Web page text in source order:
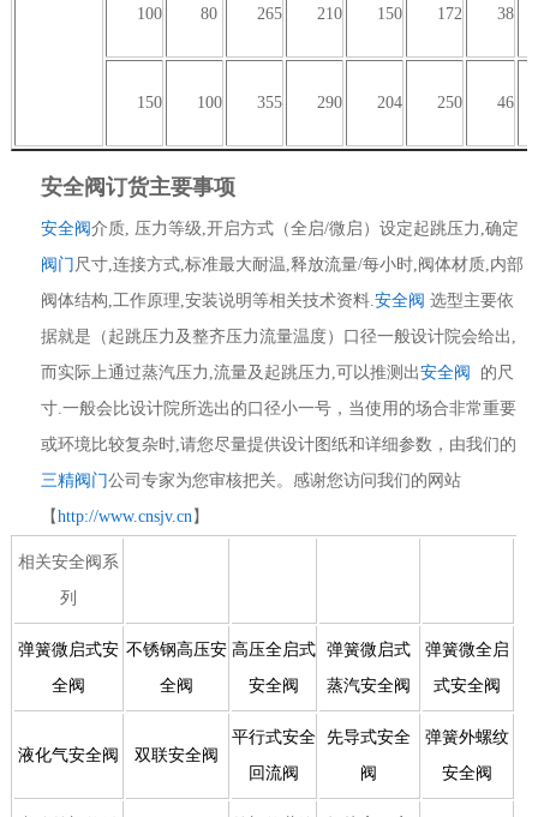
100 80 265 210 150 172 38
150 100 355 290 204 250 46
安全阀订货主要事项
安全阀介质, 压力等级,开启方式（全启/微启）设定起跳压力,确定
阀门 尺寸,连接方式,标准最大耐温,释放流量/每小时,阀体材质,内部
阀体结构,工作原理,安装说明等相关技术资料.安全阀 选型主要依
据就是（起跳压力及整齐压力流量温度）口径一般设计院会给出,
而实际上通过蒸汽压力,流量及起跳压力,可以推测出安全阀
的尺
寸.一般会比设计院所选出的口径小一号，当使用的场合非常重要
或环境比较复杂时,请您尽量提供设计图纸和详细参数，由我们的
三精阀门公司专家为您审核把关。感谢您访问我们的网站
【http://www.cnsjv.cn】
相关安全阀系
列
弹簧微启式安
全阀
不锈钢高压安
全阀
高压全启式
安全阀
弹簧微启式
蒸汽安全阀
弹簧微全启
式安全阀
液化气安全阀 双联安全阀
平行式安全
回流阀
先导式安全
阀
弹簧外螺纹
安全阀